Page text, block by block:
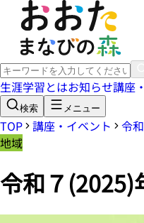
生涯学習とはお知らせ講座
検索 メニュー
TOP 講座・イベント
令
地域
令和７